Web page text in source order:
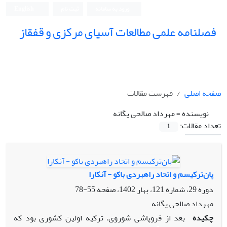
فصلنامه علمی مطالعات آسیای مرکزی و قفقاز
صفحه اصلی
فهرست مقالات
نویسنده =مهرداد صالحی یگانه
تعداد مقالات:
1
پان‌ترکیسم و اتحاد راهبردی باکو - آنکارا
دوره 29، شماره 121، بهار 1402، صفحه
55-78
مهرداد صالحی یگانه
چکیده بعد از فروپاشی شوروی، ترکیه اولین کشوری بود که